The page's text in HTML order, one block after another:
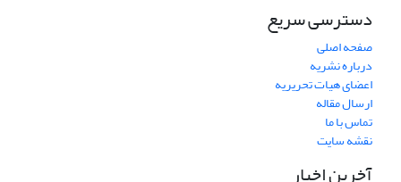
دسترسی سریع
صفحه اصلی
درباره نشریه
اعضای هیات تحریریه
ارسال مقاله
تماس با ما
نقشه سایت
آخرین اخبار